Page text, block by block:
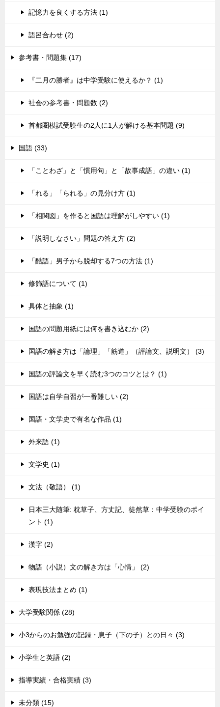
記憶力を良くする方法 (1)
語呂合わせ (2)
参考書・問題集 (17)
『二月の勝者』は中学受験に使えるか？ (1)
社会の参考書・問題数 (2)
首都圏模試受験生の2人に1人が解ける基本問題 (9)
国語 (33)
「ことわざ」と「慣用句」と「故事成語」の違い (1)
「れる」「られる」の見分け方 (1)
「相関図」を作ると国語は理解がしやすい (1)
「説明しなさい」問題の答え方 (2)
「酷語」男子から脱却する7つの方法 (1)
修飾語について (1)
具体と抽象 (1)
国語の問題用紙には何を書き込むか (2)
国語の解き方は「論理」「筋道」（評論文、説明文） (3)
国語の評論文を早く読む3つのコツとは？ (1)
国語は自学自習が一番難しい (2)
国語・文学史で有名な作品 (1)
外来語 (1)
文学史 (1)
文法（敬語） (1)
日本三大随筆: 枕草子、方丈記、徒然草：中学受験のポイ
ント (1)
漢字 (2)
物語（小説）文の解き方は「心情」 (2)
表現技法まとめ (1)
大学受験関係 (28)
小3からのお勉強の記録・息子（下の子）との日々 (3)
小学生と英語 (2)
指導実績・合格実績 (3)
未分類 (15)